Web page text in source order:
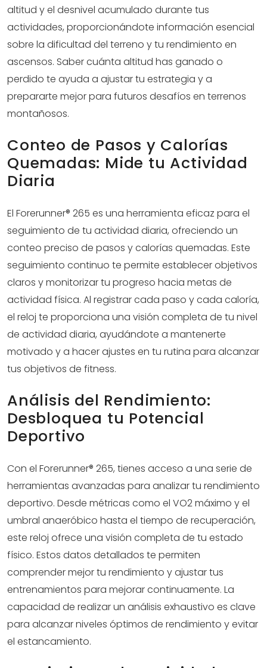
altitud y el desnivel acumulado durante tus
actividades, proporcionándote información esencial
sobre la dificultad del terreno y tu rendimiento en
ascensos. Saber cuánta altitud has ganado o
perdido te ayuda a ajustar tu estrategia y a
prepararte mejor para futuros desafíos en terrenos
montañosos.
Conteo de Pasos y Calorías
Quemadas: Mide tu Actividad
Diaria
El Forerunner® 265 es una herramienta eficaz para el
seguimiento de tu actividad diaria, ofreciendo un
conteo preciso de pasos y calorías quemadas. Este
seguimiento continuo te permite establecer objetivos
claros y monitorizar tu progreso hacia metas de
actividad física. Al registrar cada paso y cada caloría,
el reloj te proporciona una visión completa de tu nivel
de actividad diaria, ayudándote a mantenerte
motivado y a hacer ajustes en tu rutina para alcanzar
tus objetivos de fitness.
Análisis del Rendimiento:
Desbloquea tu Potencial
Deportivo
Con el Forerunner® 265, tienes acceso a una serie de
herramientas avanzadas para analizar tu rendimiento
deportivo. Desde métricas como el VO2 máximo y el
umbral anaeróbico hasta el tiempo de recuperación,
este reloj ofrece una visión completa de tu estado
físico. Estos datos detallados te permiten
comprender mejor tu rendimiento y ajustar tus
entrenamientos para mejorar continuamente. La
capacidad de realizar un análisis exhaustivo es clave
para alcanzar niveles óptimos de rendimiento y evitar
el estancamiento.